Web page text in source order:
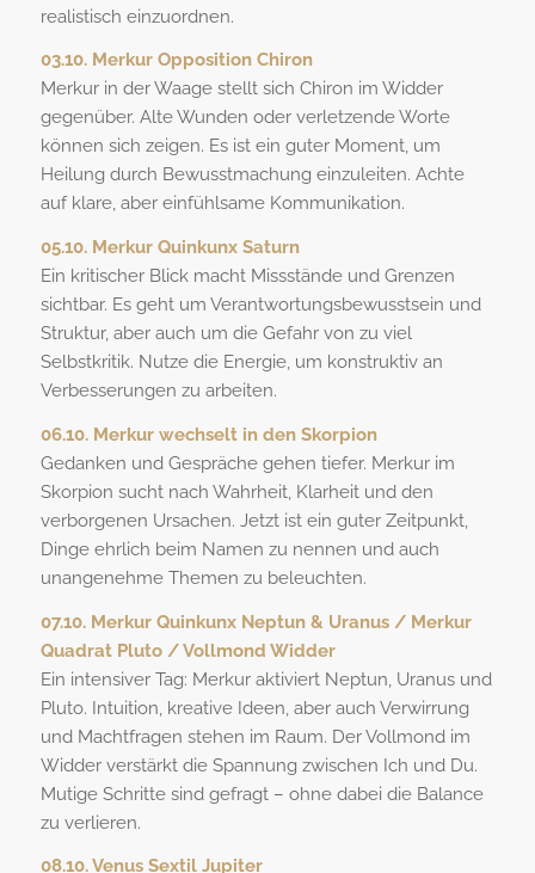
realistisch einzuordnen.
03.10. Merkur Opposition Chiron
Merkur in der Waage stellt sich Chiron im Widder
gegenüber. Alte Wunden oder verletzende Worte
können sich zeigen. Es ist ein guter Moment, um
Heilung durch Bewusstmachung einzuleiten. Achte
auf klare, aber einfühlsame Kommunikation.
05.10. Merkur Quinkunx Saturn
Ein kritischer Blick macht Missstände und Grenzen
sichtbar. Es geht um Verantwortungsbewusstsein und
Struktur, aber auch um die Gefahr von zu viel
Selbstkritik. Nutze die Energie, um konstruktiv an
Verbesserungen zu arbeiten.
06.10. Merkur wechselt in den Skorpion
Gedanken und Gespräche gehen tiefer. Merkur im
Skorpion sucht nach Wahrheit, Klarheit und den
verborgenen Ursachen. Jetzt ist ein guter Zeitpunkt,
Dinge ehrlich beim Namen zu nennen und auch
unangenehme Themen zu beleuchten.
07.10. Merkur Quinkunx Neptun & Uranus / Merkur
Quadrat Pluto / Vollmond Widder
Ein intensiver Tag: Merkur aktiviert Neptun, Uranus und
Pluto. Intuition, kreative Ideen, aber auch Verwirrung
und Machtfragen stehen im Raum. Der Vollmond im
Widder verstärkt die Spannung zwischen Ich und Du.
Mutige Schritte sind gefragt – ohne dabei die Balance
zu verlieren.
08.10. Venus Sextil Jupiter